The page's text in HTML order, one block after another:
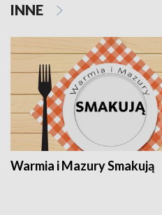
INNE
Warmia i Mazury Smakują